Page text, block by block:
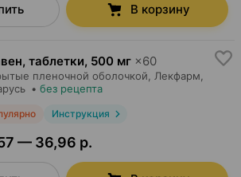
В корзину
таблетки, 500 мг ×60
пленочной оболочкой, Лекфарм
• без рецепта
Инструкция
— 36,96 р.